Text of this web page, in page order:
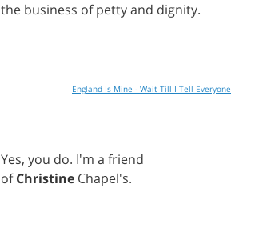
the business of pettyand dignity.
England Is Mine - Wait Till I Tell Everyone
Yes, you do. I'm a friend
of Christine Chapel's.